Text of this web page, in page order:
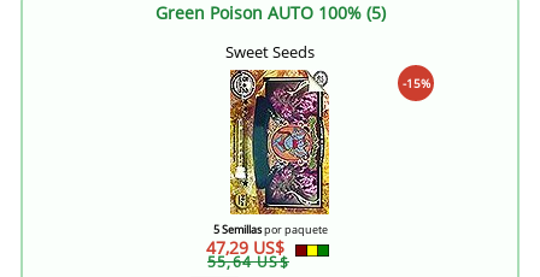
Green Poison AUTO 100% (5)
Sweet Seeds
-15%
5 Semillaspor paquete
47,29 US$
55,64 US$